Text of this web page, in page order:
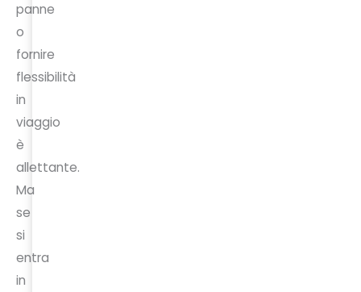
panne
o
fornire
flessibilità
in
viaggio
è
allettante.
Ma
se
si
entra
in